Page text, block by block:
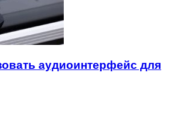
аудиоинтерфейс для